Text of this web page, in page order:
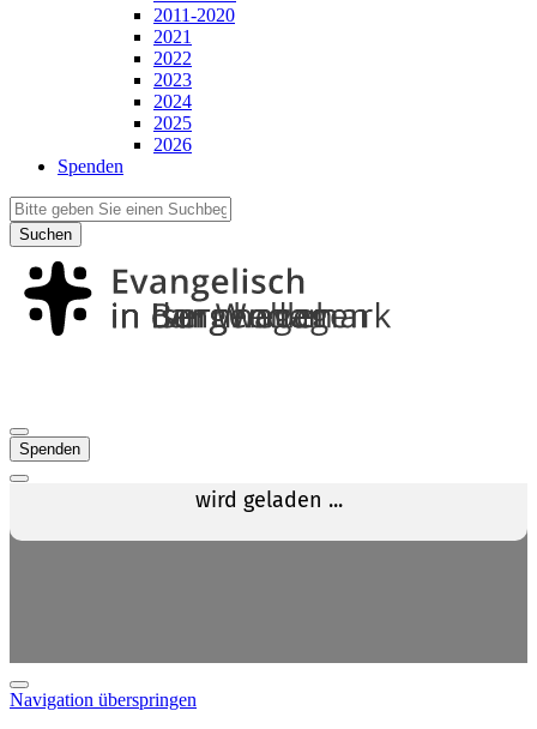
2011-2020
2021
2022
2023
2024
2025
2026
Spenden
Suchen
Spenden
Navigation überspringen